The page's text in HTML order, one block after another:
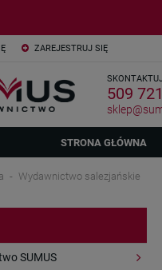
ZAREJESTRUJ SIĘ
509
STRONA GŁÓWNA
Wydawnictwo salezjańskie
SUMUS